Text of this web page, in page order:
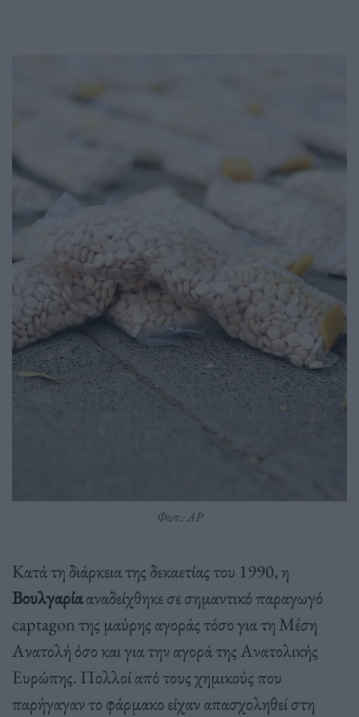
Φωτ.: AP
Κατά τη διάρκεια της δεκαετίας του 1990, η
Βουλγαρίααναδείχθηκε σε σημαντικό παραγωγό
captagon της μαύρης αγοράς τόσο για τη Μέση
Ανατολή όσο και για την αγορά της Ανατολικής
Ευρώπης. Πολλοί από τους χημικούς που
παρήγαγαν το φάρμακο είχαν απασχοληθεί στη